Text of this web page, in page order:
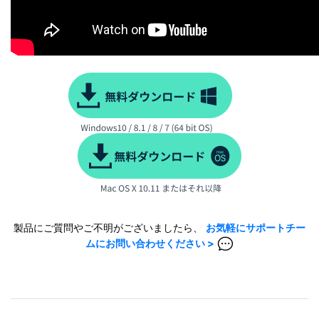
製品にご質問やご不明がございましたら、 お気軽にサポートチー
ムにお問い合わせください >